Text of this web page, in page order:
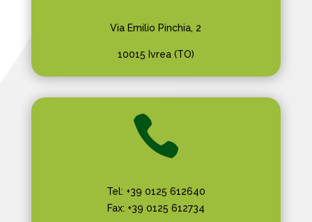
Via Emilio Pinchia, 2
10015 Ivrea (TO)

Tel: +39 0125 612640
Fax: +39 0125 612734